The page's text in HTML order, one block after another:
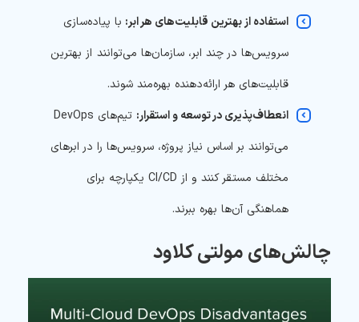
استفاده از بهترین قابلیت‌های هر ابر: با پیاده‌سازی
سرویس‌ها در چند ابر، سازمان‌ها می‌‌توانند از بهترین
قابلیت‌های هر ارائه‌دهنده بهره‌مند شوند.
انعطاف‌پذیری در توسعه و استقرار:
تیم‌های DevOps
می‌توانند بر اساس نیاز پروژه، سرویس‌ها را در ابرهای
مختلف مستقر کنند و از CI/CD یکپارچه برای
هماهنگی آن‌ها بهره ببرند.
چالش‌های مولتی کلاود